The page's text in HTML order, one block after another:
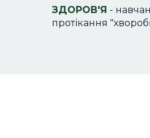
ЗДОРОВ'Я -
протікання